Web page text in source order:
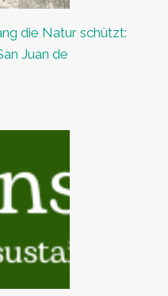
die Natur schützt:
Juan de